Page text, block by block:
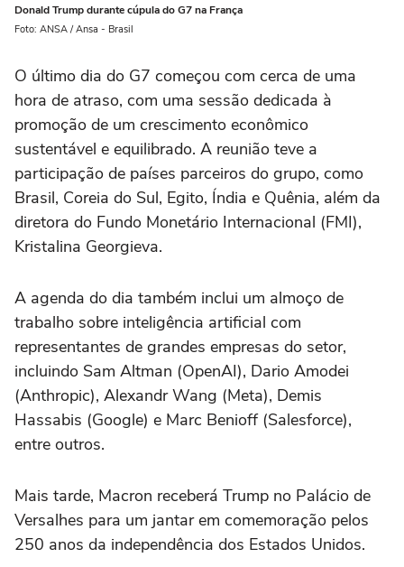
Donald Trump durante cúpula do G7 na França
Foto: ANSA / Ansa - Brasil
O último dia do G7 começou com cerca de uma
hora de atraso, com uma sessão dedicada à
promoção de um crescimento econômico
sustentável e equilibrado. A reunião teve a
participação de países parceiros do grupo, como
Brasil, Coreia do Sul, Egito, Índia e Quênia, além da
diretora do Fundo Monetário Internacional (FMI),
Kristalina Georgieva.
A agenda do dia também inclui um almoço de
trabalho sobre inteligência artificial com
representantes de grandes empresas do setor,
incluindo Sam Altman (OpenAI), Dario Amodei
(Anthropic), Alexandr Wang (Meta), Demis
Hassabis (Google) e Marc Benioff (Salesforce),
entre outros.
Mais tarde, Macron receberá Trump no Palácio de
Versalhes para um jantar em comemoração pelos
250 anos da independência dos Estados Unidos.